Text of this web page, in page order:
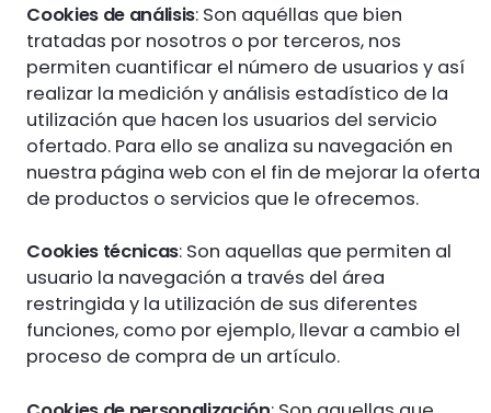
Cookies de análisis: Son aquéllas que bien
tratadas por nosotros o por terceros, nos
permiten cuantificar el número de usuarios y así
realizar la medición y análisis estadístico de la
utilización que hacen los usuarios del servicio
ofertado. Para ello se analiza su navegación en
nuestra página web con el fin de mejorar la oferta
de productos o servicios que le ofrecemos.
Cookies técnicas: Son aquellas que permiten al
usuario la navegación a través del área
restringida y la utilización de sus diferentes
funciones, como por ejemplo, llevar a cambio el
proceso de compra de un artículo.